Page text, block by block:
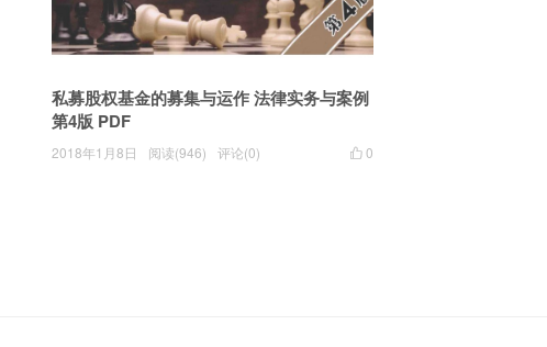
私募股权基金的募集与运作 法律实务与案例
第4版 PDF
 0
2018年1月8日 阅读(946) 评论(0)